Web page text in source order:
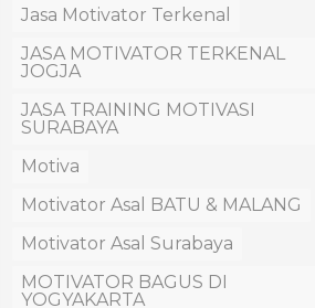
Jasa Motivator Terkenal
JASA MOTIVATOR TERKENAL
JOGJA
JASA TRAINING MOTIVASI
SURABAYA
Motiva
Motivator Asal BATU & MALANG
Motivator Asal Surabaya
MOTIVATOR BAGUS DI
YOGYAKARTA